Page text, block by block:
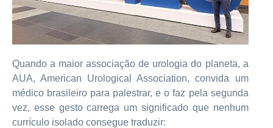
Quando a maior associação de urologia do planeta, a
AUA, American Urological Association, convida um
médico brasileiro para palestrar, e o faz pela segunda
vez, esse gesto carrega um significado que nenhum
currículo isolado consegue traduzir: